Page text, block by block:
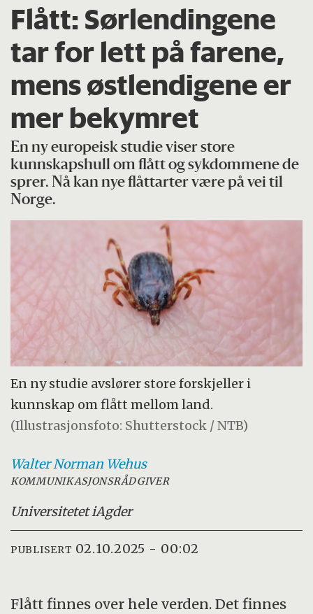
Flått: Sørlendingene
tar for lett på farene,
mens østlendigene er
mer bekymret
En ny europeisk studie viser store
kunnskapshull om flått og sykdommene de
sprer. Nå kan nye flåttarter være på vei til
Norge.
En ny studie avslører store forskjeller i
kunnskap om flått mellom land.
(Illustrasjonsfoto: Shutterstock / NTB)
Walter Norman Wehus
KOMMUNIKASJONSRÅDGIVER
Universitetet iAgder
PUBLISERT 02.10.2025 - 00:02
Flått finnes over hele verden. Det finnes